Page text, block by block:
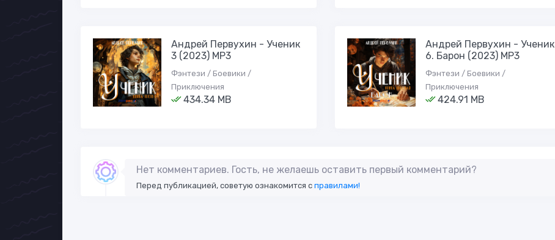
Андрей Первухин - Ученик
3 (2023) МР3
Фэнтези / Боевики /
Приключения
434.34 MB
Андрей Первухин - Ученик
6. Барон (2023) МР3
Фэнтези / Боевики /
Приключения
424.91 MB
Нет комментариев. Гость, не желаешь оставить первый комментарий?
Перед публикацией, советую ознакомится справилами!